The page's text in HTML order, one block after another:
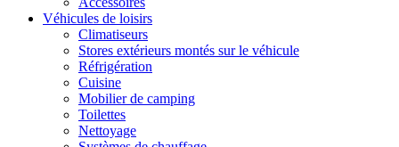
Véhicules de loisirs
Climatiseurs
Stores extérieurs montés sur le véhicule
Réfrigération
Cuisine
Mobilier de camping
Toilettes
Nettoyage